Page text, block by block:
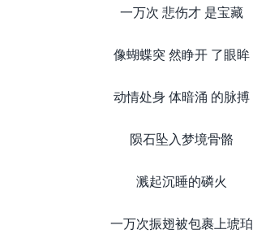
一万次 悲伤才 是宝藏
像蝴蝶突 然睁开 了眼眸
动情处身 体暗涌 的脉搏
陨石坠入梦境骨骼
溅起沉睡的磷火
一万次振翅被包裹上琥珀